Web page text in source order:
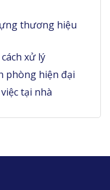
thương hiệu
xử lý
phòng hiện đại
tại nhà